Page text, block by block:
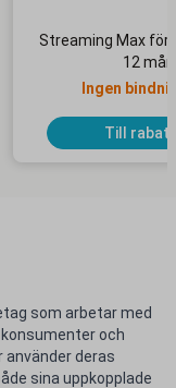
som arbetar med
och
använder deras
sina uppkopplade
Streaming Max för
12 mån
Ingen
Till